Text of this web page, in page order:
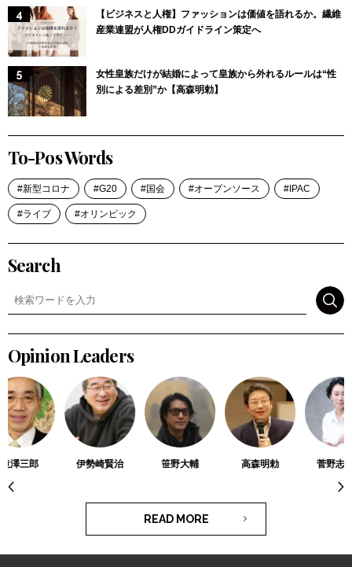
【ビジネスと人権】ファッションは価値を語れるか。繊維
産業連盟が人権DDガイドライン策定へ
女性皇族だけが結婚によって皇族から外れるルールは“性
別による差別”か【高森明勅】
To-Pos Words
新型コロナ G20 国会 オープンソース IPAC
ライブ オリンピック
Search
Opinion Leaders
澤三郎 伊勢崎賢治 笹野大輔 高森明勅 菅野志
READ MORE